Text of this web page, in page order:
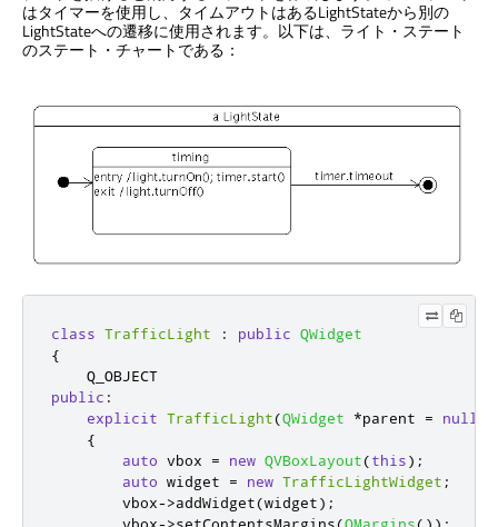
はタイマーを使用し、タイムアウトはあるLightStateから別の
LightStateへの遷移に使用されます。以下は、ライト・ステート
のステート・チャートである：
class TrafficLight : public QWidget
{
public :
explicit TrafficLight(QWidget *parent =
{
auto vbox = new QVBoxLayout(this);
auto widget = new TrafficLightWidget ;
        vbox
->addWidget(widget);